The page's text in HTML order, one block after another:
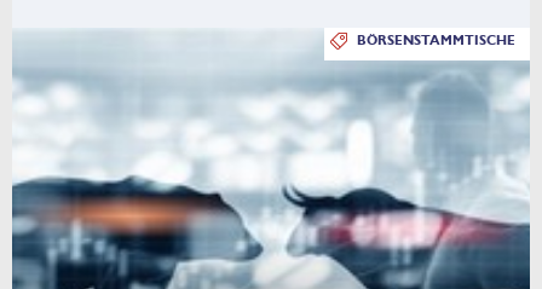
BÖRSENSTAMMTISCHE